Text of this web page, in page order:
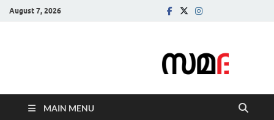
August 7, 2026
MAIN MENU